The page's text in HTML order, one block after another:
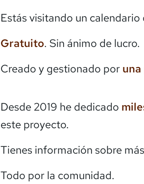
Estás visitando un calendario
Gratuito. Sin ánimo de lucro.
Creado y gestionado por
Desde 2019 he dedicado
este proyecto.
Tienes información sobre
Todo por la comunidad.